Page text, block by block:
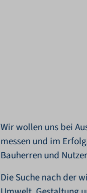
Wir wollen uns bei
messen und im
Bauherren und
Die Suche nach der